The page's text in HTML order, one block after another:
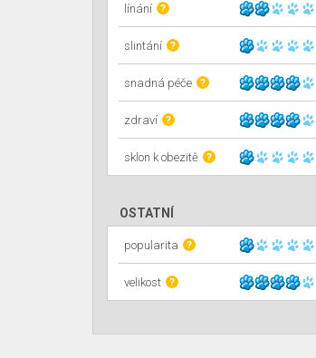
línání ?
slintání ?
snadná péče ?
zdraví ?
sklon k obezitě ?
OSTATNÍ
popularita ?
velikost ?